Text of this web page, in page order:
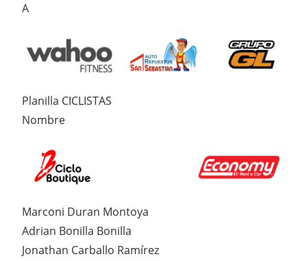
A
Planilla CICLISTAS
Nombre
Marconi Duran Montoya
Adrian Bonilla Bonilla
Jonathan Carballo Ramírez